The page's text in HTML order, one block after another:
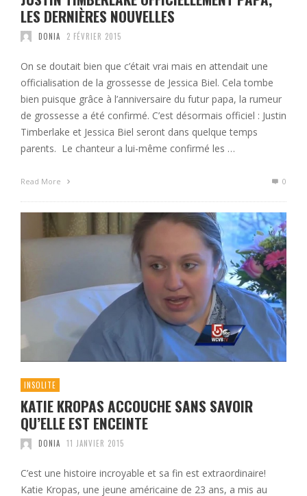
LES DERNIÈRES NOUVELLES
DONIA 2 FÉVRIER 2015
On se doutait bien que c’était vrai mais en attendait une
officialisation de la grossesse de Jessica Biel. Cela tombe
bien puisque grâce à l’anniversaire du futur papa, la rumeur
de grossesse a été confirmé. C’est désormais officiel : Justin
Timberlake et Jessica Biel seront dans quelque temps
parents. Le chanteur a lui-même confirmé les …
Read More 0
INSOLITE
KATIE KROPAS ACCOUCHE SANS SAVOIR
QU’ELLE EST ENCEINTE
DONIA 11 JANVIER 2015
C’est une histoire incroyable et sa fin est extraordinaire!
Katie Kropas, une jeune américaine de 23 ans, a mis au